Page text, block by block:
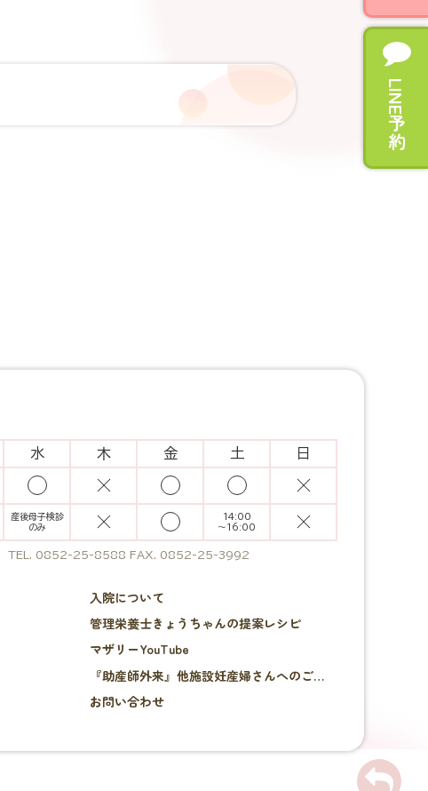
LINE予約
水 木 金 土 日
産後母子検診
のみ
14:00
～ 16:00
TEL. 0852-25-8588 FAX. 0852-25-3992
入院について
管理栄養士きょうちゃんの提案レシピ
マザリーYouTube
『助産師外来』他施設妊産婦さんへのご案内
お問い合わせ